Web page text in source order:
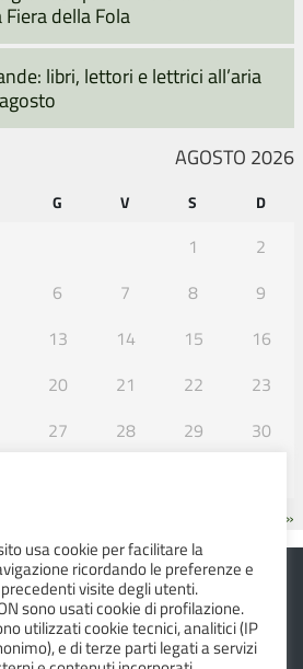
della Fola
libri, lettori e lettrici all’aria
AGOSTO 2026
G V S D
1
2
6 7 8
9
13 14 15
16
20 21 22
23
27 28 29
30
SET »
DI ALBINEA
usa cookie per facilitare la
ricordando le preferenze e
visite degli utenti.
sono usati cookie di profilazione.
utilizzati cookie tecnici, analitici (IP
e di terze parti legati a servizi